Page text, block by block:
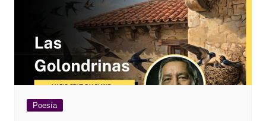
Poesía